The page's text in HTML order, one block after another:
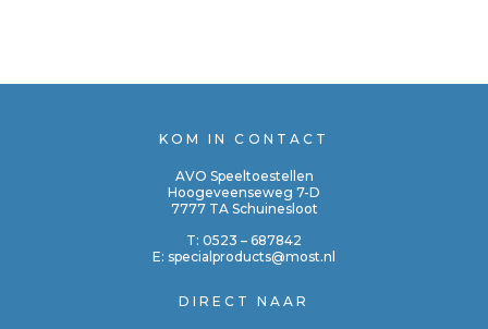
KOM IN CONTACT
AVO Speeltoestellen
Hoogeveenseweg 7-D
7777 TA Schuinesloot
T: 0523 – 687842
E: specialproducts@most.nl
DIRECT NAAR